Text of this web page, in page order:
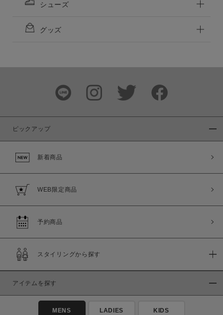
シューズ
グッズ
ピックアップ
新着商品
WEB限定商品
予約商品
スタイリングから探す
アイテムを探す
MENS LADIES KIDS